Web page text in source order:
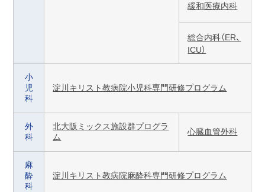
緩和医療内科
総合内科（ER、
ICU）
小
児
科
淀川キリスト教病院小児科専門研修プログラム
外
科
北大阪ミックス施設群プログラ
ム
心臓血管外科
麻
酔
科
淀川キリスト教病院麻酔科専門研修プログラム